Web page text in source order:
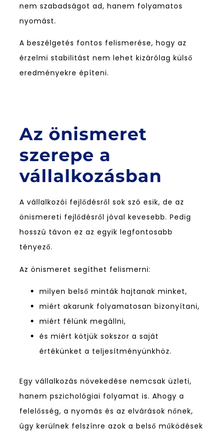
nem szabadságot ad, hanem folyamatos
nyomást.
A beszélgetés fontos felismerése, hogy az
érzelmi stabilitást nem lehet kizárólag külső
eredményekre építeni.
Az önismeret
szerepe a
vállalkozásban
A vállalkozói fejlődésről sok szó esik, de az
önismereti fejlődésről jóval kevesebb. Pedig
hosszú távon ez az egyik legfontosabb
tényező.
Az önismeret segíthet felismerni:
milyen belső minták hajtanak minket,
miért akarunk folyamatosan bizonyítani,
miért félünk megállni,
és miért kötjük sokszor a saját
értékünket a teljesítményünkhöz.
Egy vállalkozás növekedése nemcsak üzleti,
hanem pszichológiai folyamat is. Ahogy a
felelősség, a nyomás és az elvárások nőnek,
úgy kerülnek felszínre azok a belső működések